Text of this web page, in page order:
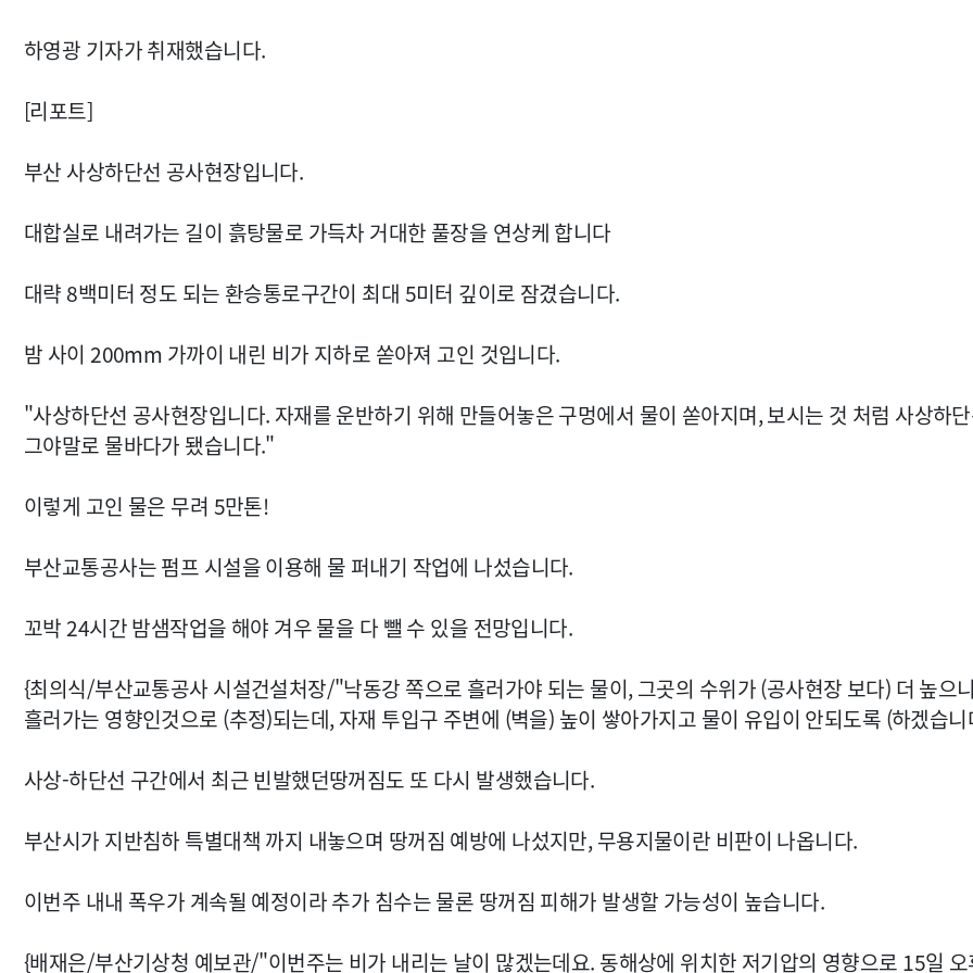
하영광 기자가 취재했습니다.
[리포트]
부산 사상하단선 공사현장입니다.
대합실로 내려가는 길이 흙탕물로 가득차 거대한 풀장을 연상케 합니다
대략 8백미터 정도 되는 환승통로구간이 최대 5미터 깊이로 잠겼습니다.
밤 사이 200mm 가까이 내린 비가 지하로 쏟아져 고인 것입니다.
"사상하단선 공사현장입니다. 자재를 운반하기 위해 만들어놓은 구멍에서 물이 쏟아지며, 보시는 것 처럼 사상하
그야말로 물바다가 됐습니다."
이렇게 고인 물은 무려 5만톤!
부산교통공사는 펌프 시설을 이용해 물 퍼내기 작업에 나섰습니다.
꼬박 24시간 밤샘작업을 해야 겨우 물을 다 뺄 수 있을 전망입니다.
{최의식/부산교통공사 시설건설처장/"낙동강 쪽으로 흘러가야 되는 물이, 그곳의 수위가 (공사현장 보다) 더 높으
흘러가는 영향인것으로 (추정)되는데, 자재 투입구 주변에 (벽을) 높이 쌓아가지고 물이 유입이 안되도록 (하겠습
사상-하단선 구간에서 최근 빈발했던땅꺼짐도 또 다시 발생했습니다.
부산시가 지반침하 특별대책 까지 내놓으며 땅꺼짐 예방에 나섰지만, 무용지물이란 비판이 나옵니다.
이번주 내내 폭우가 계속될 예정이라 추가 침수는 물론 땅꺼짐 피해가 발생할 가능성이 높습니다.
{배재은/부산기상청 예보관/"이번주는 비가 내리는 날이 많겠는데요. 동해상에 위치한 저기압의 영향으로 15일